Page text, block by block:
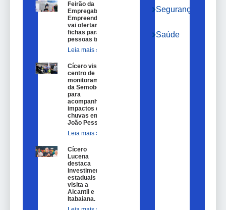
Feirão da
Empregabilidade e
Empreendedorismo
vai ofertar 100
fichas para
pessoas trans.
Leia mais »
Cícero visita
centro de
monitoramento
da Semob-JP
para
acompanhar
impactos das
chuvas em
João Pessoa.
Leia mais »
Cícero
Lucena
destaca
investimentos
estaduais em
visita a
Alcantil e
Itabaiana.
Segurança
Saúde